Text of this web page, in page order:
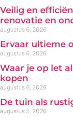
Veilig en
renovatie en
augustus 6, 2026
Ervaar ultieme
augustus 6, 2026
Waar je op let
kopen
augustus 6, 2026
De tuin als
augustus 5, 2026